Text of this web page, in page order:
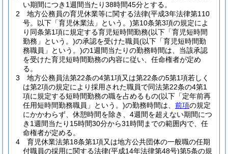
い期間につき1週間当たり38時間45分とする。
2
地方公務員の育児休業等に関する法律(平成3年法律第110
号。以下「育児休業法」という。)第10条第3項の規定によ
り同条第1項に規定する育児短時間勤務(以下「育児短時間
勤務」という。)の承認を受けた職員(以下「育児短時間勤
務職員」という。)の1週間当たりの勤務時間は、当該承認
を受けた育児短時間勤務の内容に従い、任命権者が定め
る。
3
地方公務員法第22条の4第1項又は第22条の5第1項若しく
は第2項の規定により採用された職員で同法第22条の4第1
項に規定する短時間勤務の職を占めるもの(以下「定年前再
任用短時間勤務職員」という。)の勤務時間は、 前項の規定
にかかわらず、休憩時間を除き、4週間を超えない期間につ
き1週間当たり15時間30分から31時間までの範囲内で、任
命権者が定める。
4
育児休業法第18条第1項又は地方公共団体の一般職の任期
付職員の採用に関する法律(平成14年法律第48号)第5条の規